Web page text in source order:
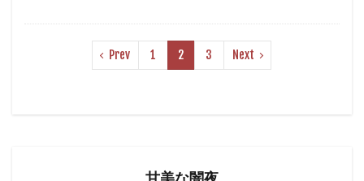
Prev 1 2 3 Next